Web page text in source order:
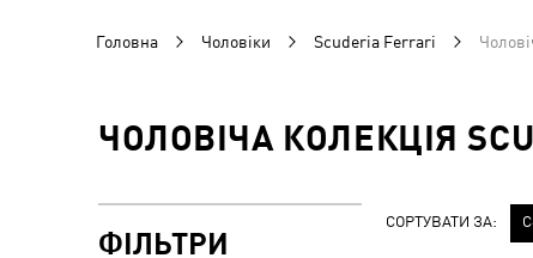
Головна Чоловіки Scuderia Ferrari
ЧОЛОВІЧА КОЛЕКЦІЯ
СОРТУВАТИ ЗА:
ФІЛЬТРИ